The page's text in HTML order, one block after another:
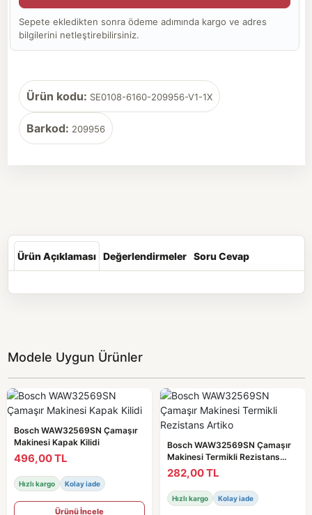
Sepete ekledikten sonra ödeme adımında kargo ve adres
bilgilerini netleştirebilirsiniz.
Ürün kodu: SE0108-6160-209956-V1-1X
Barkod: 209956
Ürün Açıklaması Değerlendirmeler Soru Cevap
Modele Uygun Ürünler
Bosch WAW32569SN Çamaşır
Makinesi Kapak Kilidi
496,00 TL
Hızlı kargo Kolay iade
Ürünü İncele
Bosch WAW32569SN Çamaşır
Makinesi Termikli Rezistans
Artiko
282,00 TL
Hızlı kargo Kolay iade